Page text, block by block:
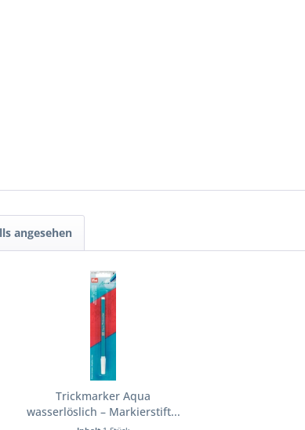
angesehen
Trickmarker Aqua
wasserlöslich – Markierstift...